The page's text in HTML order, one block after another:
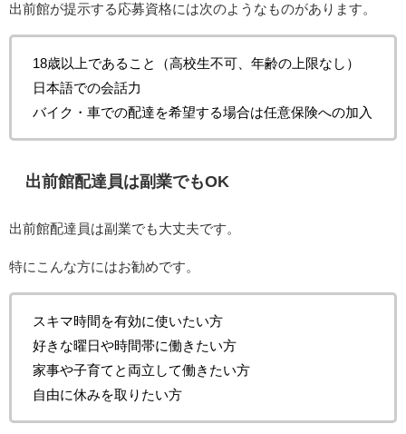
出前館が提示する応募資格には次のようなものがあります。
18歳以上であること（高校生不可、年齢の上限なし）
日本語での会話力
バイク・車での配達を希望する場合は任意保険への加入
出前館配達員は副業でもOK
出前館配達員は副業でも大丈夫です。
特にこんな方にはお勧めです。
スキマ時間を有効に使いたい方
好きな曜日や時間帯に働きたい方
家事や子育てと両立して働きたい方
自由に休みを取りたい方